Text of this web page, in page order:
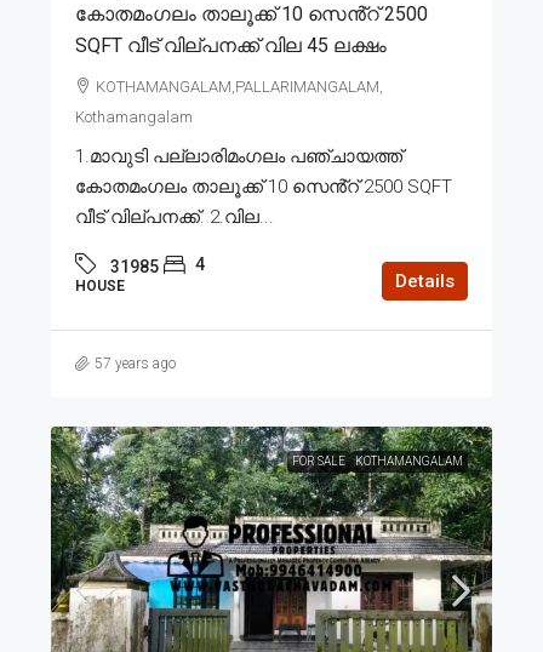
കോതമംഗലം താലൂക്ക് 10 സെൻ്റ് 2500
SQFT വീട് വില്പനക്ക് വില 45 ലക്ഷം
KOTHAMANGALAM,PALLARIMANGALAM,
Kothamangalam
1.മാവുടി പല്ലാരിമംഗലം പഞ്ചായത്ത്
കോതമംഗലം താലൂക്ക് 10 സെൻ്റ് 2500 SQFT
വീട് വില്പനക്ക്. 2.വില...
31985 4
HOUSE Details
57 years ago
FOR SALE KOTHAMANGALAM